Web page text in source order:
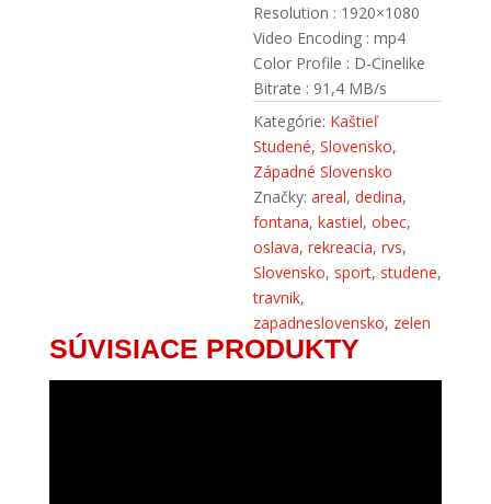
Resolution : 1920×1080
Video Encoding : mp4
Color Profile : D-Cinelike
Bitrate : 91,4 MB/s
Kategórie: Kaštieľ
Studené,Slovensko,
Západné Slovensko
Značky:areal,dedina,
fontana,kastiel,obec,
oslava,rekreacia,rvs,
Slovensko, sport, studene,
travnik,
zapadneslovensko, zelen
SÚVISIACE PRODUKTY